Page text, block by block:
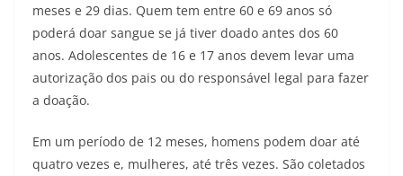
meses e 29 dias. Quem tem entre 60 e 69 anos só
poderá doar sangue se já tiver doado antes dos 60
anos. Adolescentes de 16 e 17 anos devem levar uma
autorização dos pais ou do responsável legal para fazer
a doação.
Em um período de 12 meses, homens podem doar até
quatro vezes e, mulheres, até três vezes. São coletados